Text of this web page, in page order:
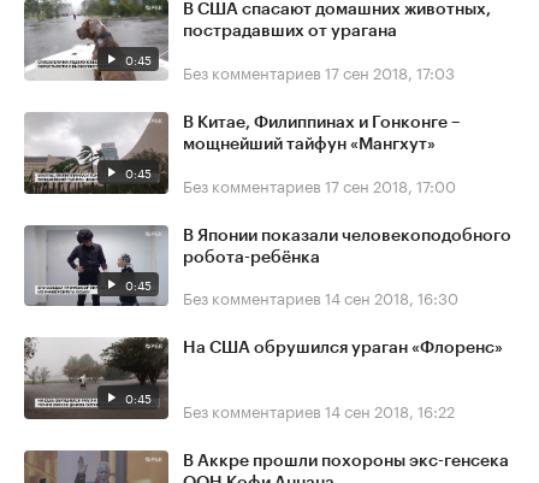
0:45
В США спасают домашних животных,
пострадавших от урагана
Без комментариев 17 сен 2018, 17:03
0:45
В Китае, Филиппинах и Гонконге –
мощнейший тайфун «Мангхут»
Без комментариев 17 сен 2018, 17:00
0:45
В Японии показали человекоподобного
робота-ребёнка
Без комментариев 14 сен 2018, 16:30
0:45
На США обрушился ураган «Флоренс»
Без комментариев 14 сен 2018, 16:22
В Аккре прошли похороны экс-генсека